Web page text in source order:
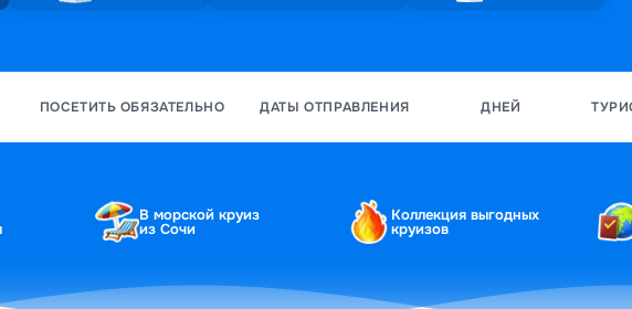
ПОСЕТИТЬ ОБЯЗАТЕЛЬНО ДАТЫ ОТПРАВЛЕНИЯ ДНЕЙ
В морской круиз
из Сочи
Коллекция выгодных
круизов